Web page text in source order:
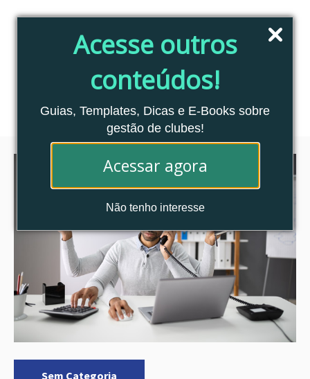
Acesse outros
conteúdos!
Guias, Templates, Dicas e E-Books sobre
gestão de clubes!
Acessar agora
Não tenho interesse
Blog Clubes Associados
Sem Categoria